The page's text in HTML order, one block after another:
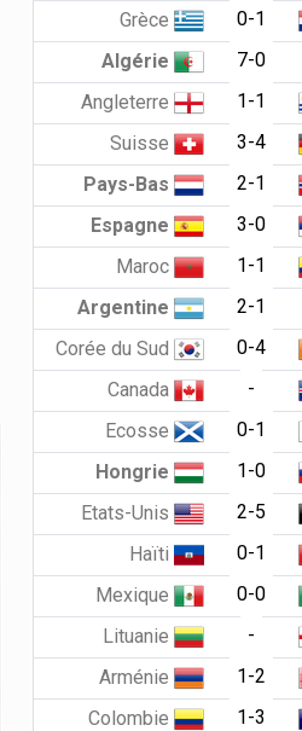
Grèce
0-1
Algérie
7-0
Angleterre
1-1
Suisse
3-4
Pays-Bas
2-1
Espagne
3-0
Maroc
1-1
Argentine
2-1
Corée du Sud
0-4
Canada
-
Ecosse
0-1
Hongrie
1-0
Etats-Unis
2-5
Haïti
0-1
Mexique
0-0
Lituanie
-
Arménie
1-2
Colombie
1-3